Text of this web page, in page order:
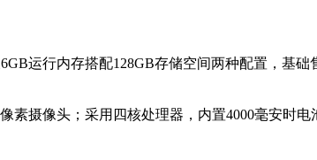
运行内存搭配128GB存储空间两种配置，基础
素摄像头；采用四核处理器，内置4000毫安时电